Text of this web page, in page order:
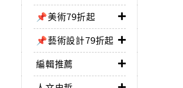
📌美術79折起
📌藝術設計79折起
編輯推薦